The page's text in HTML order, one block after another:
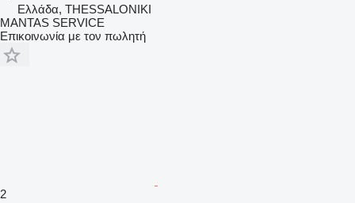
Ελλάδα, THESSALONIKI
MANTAS SERVICE
Επικοινωνία με τον πωλητή
2